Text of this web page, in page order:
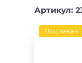
mm.jpg
Артикул:
Под заказ: